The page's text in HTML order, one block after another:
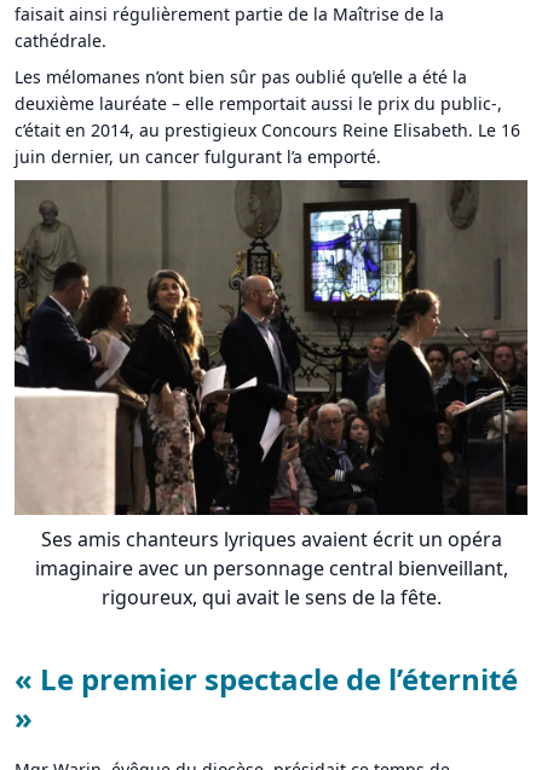
faisait ainsi régulièrement partie de la Maîtrise de la
cathédrale.
Les mélomanes n’ont bien sûr pas oublié qu’elle a été la
deuxième lauréate – elle remportait aussi le prix du public-,
c’était en 2014, au prestigieux Concours Reine Elisabeth. Le 16
juin dernier, un cancer fulgurant l’a emporté.
Ses amis chanteurs lyriques avaient écrit un opéra
imaginaire avec un personnage central bienveillant,
rigoureux, qui avait le sens de la fête.
« Le premier spectacle de l’éternité
»